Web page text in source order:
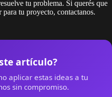
tu problema. Si querés que
para tu proyecto, contactanos.
artículo?
aplicar estas ideas a tu
sin compromiso.